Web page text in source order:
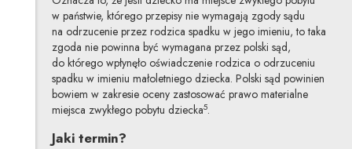
w państwie, którego przepisy nie wymagają zgody sądu
na odrzucenie przez rodzica spadku w jego imieniu, to taka
zgoda nie powinna być wymagana przez polski sąd,
do którego wpłynęło oświadczenie rodzica o odrzuceniu
spadku w imieniu małoletniego dziecka. Polski sąd powinien
bowiem w zakresie oceny zastosować prawo materialne
miejsca zwykłego pobytu dziecka5.
Jaki termin?